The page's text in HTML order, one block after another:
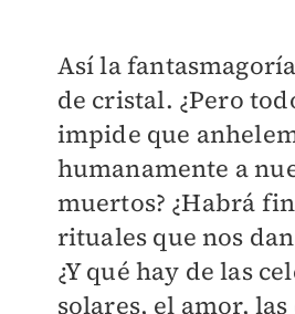
Así la
de cristal. ¿Pero
impide que
humanamente a
muertos? ¿Habrá
rituales que nos
¿Y qué hay de las
solares, el amor,